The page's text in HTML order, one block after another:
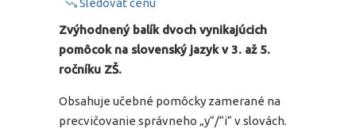
Sledovať cenu
Zvýhodnený balík dvoch vynikajúcich
pomôcok na slovenský jazyk v 3. až 5.
ročníku ZŠ.
Obsahuje učebné pomôcky zamerané na
precvičovanie správneho „y“/“i“ v slovách.